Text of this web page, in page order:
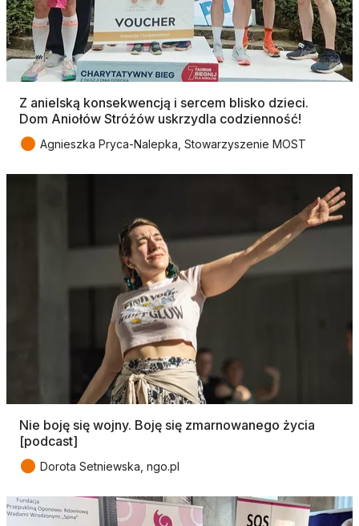
Z anielską konsekwencją i sercem blisko dzieci.
Dom Aniołów Stróżów uskrzydla codzienność!
● Agnieszka Pryca-Nalepka, Stowarzyszenie MOST
Nie boję się wojny. Boję się zmarnowanego życia
[podcast]
● Dorota Setniewska, ngo.pl